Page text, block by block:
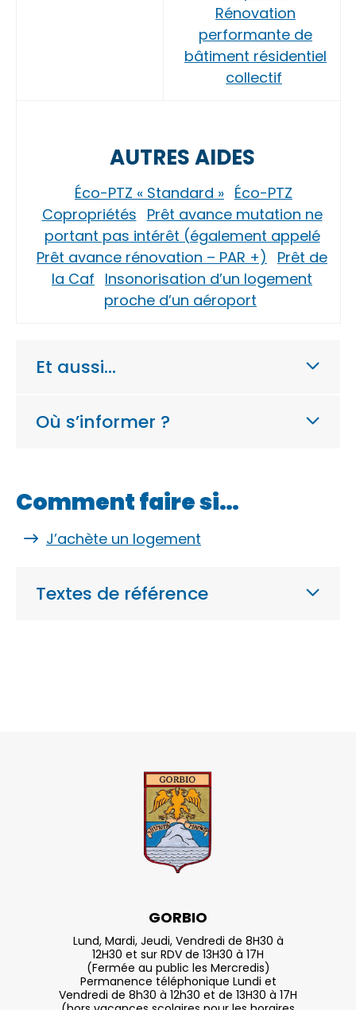
Rénovation
performante de
bâtiment résidentiel
collectif
AUTRES AIDES
Éco-PTZ « Standard » Éco-PTZ
Copropriétés Prêt avance mutation ne
portant pas intérêt (également appelé
Prêt avance rénovation – PAR +)
Prêt de
la Caf Insonorisation d’un logement
proche d’un aéroport
Et aussi…
Où s’informer ?
Comment faire si…
J’achète un logement
Textes de référence
GORBIO
Lund, Mardi, Jeudi, Vendredi de 8H30 à
12H30 et sur RDV de 13H30 à 17H
(Fermée au public les Mercredis)
Permanence téléphonique Lundi et
Vendredi de 8h30 à 12h30 et de 13H30 à 17H